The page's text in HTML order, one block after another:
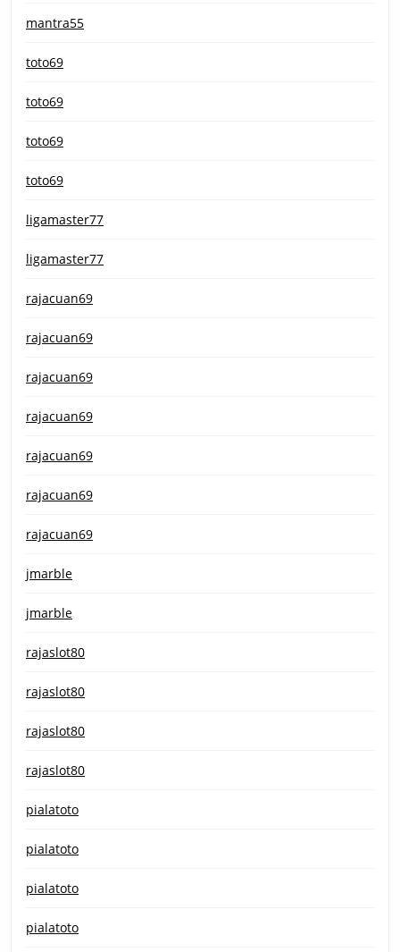
mantra55
toto69
toto69
toto69
toto69
ligamaster77
ligamaster77
rajacuan69
rajacuan69
rajacuan69
rajacuan69
rajacuan69
rajacuan69
rajacuan69
jmarble
jmarble
rajaslot80
rajaslot80
rajaslot80
rajaslot80
pialatoto
pialatoto
pialatoto
pialatoto